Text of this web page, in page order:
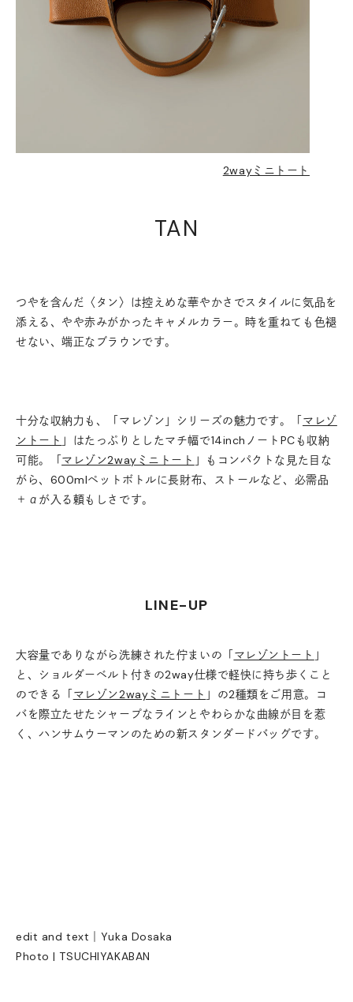
2wayミニトート
TAN
つやを含んだ〈タン〉は控えめな華やかさでスタイルに気品を
添える、やや赤みがかったキャメルカラー。時を重ねても色褪
せない、端正なブラウンです。
十分な収納力も、「マレゾン」シリーズの魅力です。「マレゾ
ントート 」はたっぷりとしたマチ幅で14inchノートPCも収納
可能。「マレゾン2wayミニトート 」もコンパクトな見た目な
がら、600mlペットボトルに長財布、ストールなど、必需品
＋αが入る頼もしさです。
LINE-UP
大容量でありながら洗練された佇まいの「マレゾントート 」
と、ショルダーベルト付きの2way仕様で軽快に持ち歩くこと
のできる「マレゾン2wayミニトート 」の2種類をご用意。コ
バを際立たせたシャープなラインとやわらかな曲線が目を惹
く、ハンサムウーマンのための新スタンダードバッグです。
edit and text｜Yuka Dosaka
Photo | TSUCHIYAKABAN